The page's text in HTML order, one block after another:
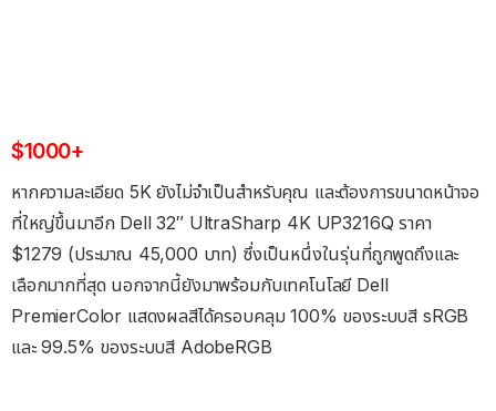
$1000+
หากความละเอียด 5K ยังไม่จำเป็นสำหรับคุณ และต้องการขนาดหน้าจอ
ที่ใหญ่ขึ้นมาอีก Dell 32″ UltraSharp 4K UP3216Q ราคา
$1279 (ประมาณ 45,000 บาท) ซึ่งเป็นหนึ่งในรุ่นที่ถูกพูดถึงและ
เลือกมากที่สุด นอกจากนี้ยังมาพร้อมกับเทคโนโลยี Dell
PremierColor แสดงผลสีได้ครอบคลุม 100% ของระบบสี sRGB
และ 99.5% ของระบบสี AdobeRGB